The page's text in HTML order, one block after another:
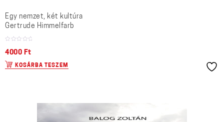
Egy nemzet, két kultúra
Gertrude Himmelfarb
4000 Ft
KOSÁRBA TESZEM